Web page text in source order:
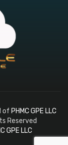
of PHMC GPE LLC
Reserved
GPE LLC